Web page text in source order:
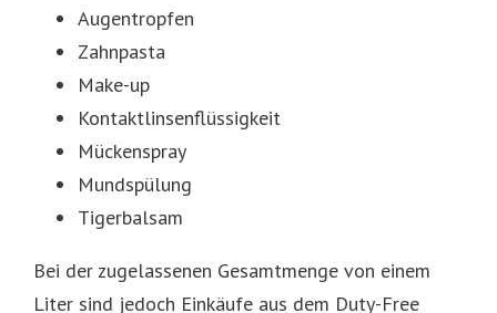
Augentropfen
Zahnpasta
Make-up
Kontaktlinsenflüssigkeit
Mückenspray
Mundspülung
Tigerbalsam
Bei der zugelassenen Gesamtmenge von einem
Liter sind jedoch Einkäufe aus dem Duty-Free